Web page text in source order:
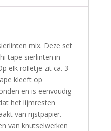
mix. Deze set
tape sierlinten in
elk rolletje zit ca. 3
kleeft op
en is eenvoudig
het lijmresten
van rijstpapier.
van knutselwerken